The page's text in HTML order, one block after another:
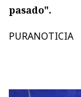
pasado".
PURANOTICIA